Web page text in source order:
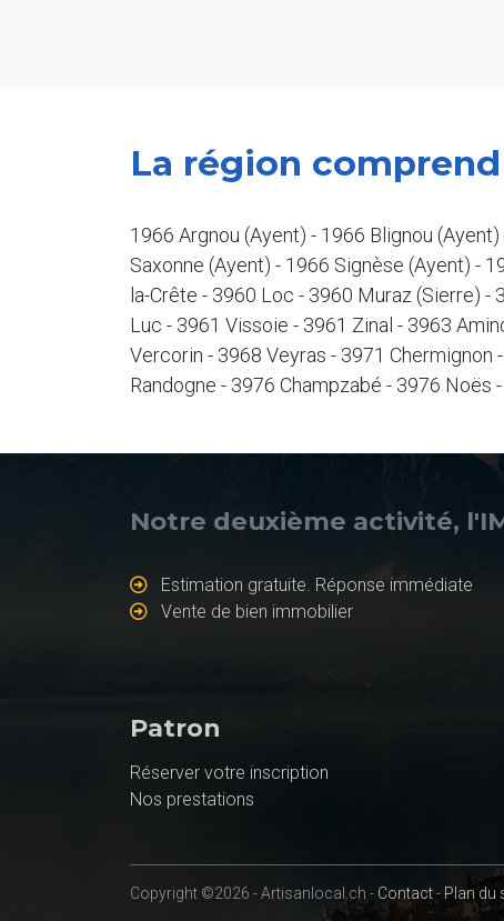
La région
1966 Argnou (Ayent) - 1966 Blignou
Saxonne (Ayent) - 1966 Signèse (Ayent) -
la-Crête - 3960 Loc - 3960 Muraz (Sierre) -
Luc - 3961 Vissoie - 3961 Zinal - 3963
Vercorin - 3968 Veyras - 3971 Chermignon
Randogne - 3976 Champzabé - 3976 Noës
Notre deuxième activité,
Estimation gratuite. Réponse immédiate
Vente de bien immobilier
Patron
Réserver votre inscription
Nos prestations
Copyright ©2026 - Artisanlocal.ch - Contact- Plan du